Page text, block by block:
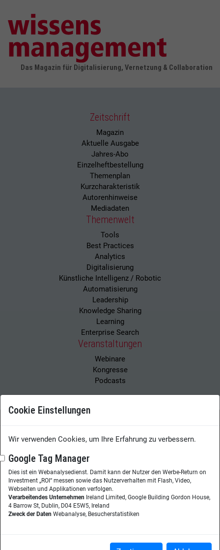
Das Magazin für Digitalisierung, Vernetzung & Collaboration
Zeitschrift
Magazin
Aktuelle Ausgabe
Jahres-Abo
Einzelheftbestellung
Themenplan
Kurzcharakteristik
Autorenhinweise
Mediadaten
Themenwelt
Tools
Best Practices
Analytics
Digitalisierung
Künstliche Intelligenz / Robotic
Automatisierung
Leadership
Knowledge Sharing
Learning
Enterprise Search
Veranstaltungen
Webinare
Kongresse
Podcasts
Wissensmanagement Magazin
Impressum
Herausgeberin:Nicole Lehnert
Westheimer Str. 18
86356 Neusäß
Telefon: +49 (0)821 48685-290
Copyright © 2026
Cookie Einstellungen
Wir verwenden Cookies, um Ihre Erfahrung zu verbessern.
Google Tag Manager
Dies ist ein Webanalysedienst. Damit kann der Nutzer den Werbe-Return on
Investment „ROI“ messen sowie das Nutzerverhalten mit Flash, Video,
Webseiten und Applikationen verfolgen.
Verarbeitendes Unternehmen Ireland Limited, Google Building Gordon House,
4 Barrow St, Dublin, D04 E5W5, Ireland
Zweck der Daten Webanalyse, Besucherstatistiken